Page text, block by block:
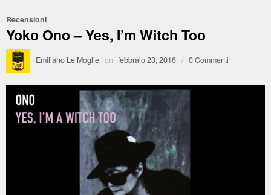
Recensioni
Yoko Ono – Yes, I’m Witch Too
· Emiliano Le Moglie on febbraio 23, 2016 / 0 Commenti